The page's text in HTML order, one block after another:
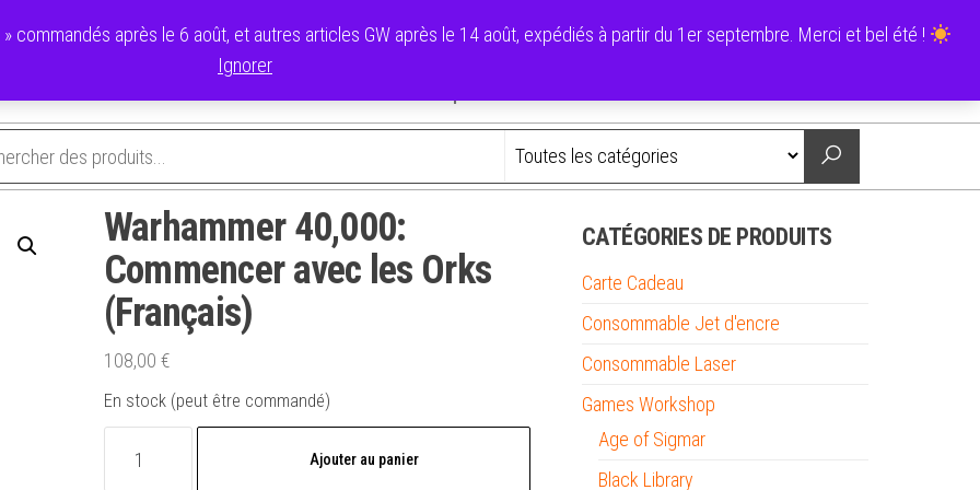
commandés après le 6 août, et autres articles GW après le 14 août, expédiés à partir du 1er septembre. Merci et bel été !
Ignorer
0,00 €
Warhammer 40,000:
Commencer avec les Orks
(Français)
108,00 €
En stock (peut être commandé)
Ajouter au panier
CATÉGORIES DE PRODUITS
Carte Cadeau
Consommable Jet d'encre
Consommable Laser
Games Workshop
Age of Sigmar
Black Library